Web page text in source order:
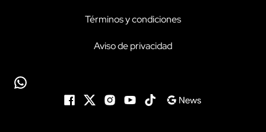
Términos y condiciones
Aviso de privacidad